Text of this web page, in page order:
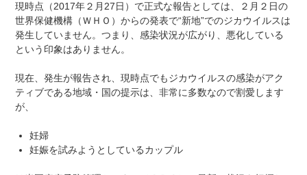
現時点（2017年２月27日）で正式な報告としては、２月２日の
世界保健機構（ＷＨＯ）からの発表で“新地”でのジカウイルスは
発生していません。つまり、感染状況が広がり、悪化している
という印象はありません。
現在、発生が報告され、現時点でもジカウイルスの感染がアク
ティブである地域・国の提示は、非常に多数なので割愛します
が、
妊婦
妊娠を試みようとしているカップル